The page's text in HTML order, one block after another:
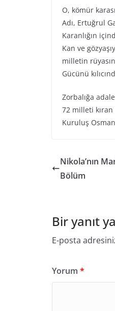
O, kömür
Adı, Ertuğrul
Karanlığın
Kan ve
milletin
Gücünü
Zorbalığa
72 milleti kıran
Kuruluş
Nikola’nın
Bölüm
Bir yanıt
E-posta
Yorum *